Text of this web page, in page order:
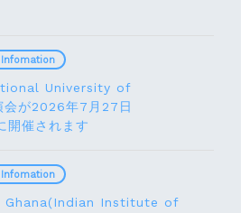
University of
が2026年7月27日
催されます
Infomation
Ghana(Indian Institute of
Infomation